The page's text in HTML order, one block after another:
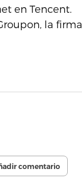
en Tencent.
la firma
comentario